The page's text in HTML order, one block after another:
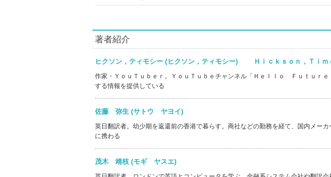
著者紹介
ヒクソン，ティモシー (ヒクソン，ティモシー) Ｈｉｃｋｓｏｎ，Ｔｉｍ
作家・ＹｏｕＴｕｂｅｒ。ＹｏｕＴｕｂｅチャンネル「Ｈｅｌｌｏ Ｆｕｔｕｒ
する情報を提供している
佐藤 弥生 (サトウ ヤヨイ)
英日翻訳者。幼少期を返還前の香港で暮らす。商社などの勤務を経て、国内メー
に携わる
茂木 靖枝 (モギ ヤスエ)